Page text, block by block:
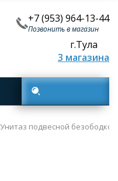
+7 (953) 964-13-44
Позвонить в магазин
г.Тула
3 магазина
Унитаз подвесной